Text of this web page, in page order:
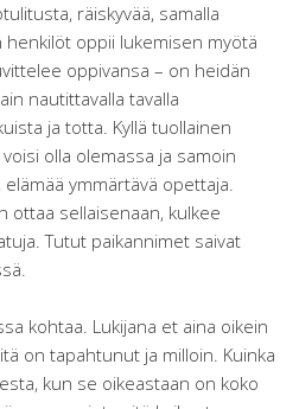
räiskyvää, samalla
henkilöt oppii lukemisen myötä
oppivansa – on heidän
nautittavalla tavalla
ja totta. Kyllä tuollainen
olla olemassa ja samoin
ymmärtävä opettaja.
ottaa sellaisenaan, kulkee
Tutut paikannimet saivat
kohtaa. Lukijana et aina oikein
on tapahtunut ja milloin. Kuinka
kun se oikeastaan on koko